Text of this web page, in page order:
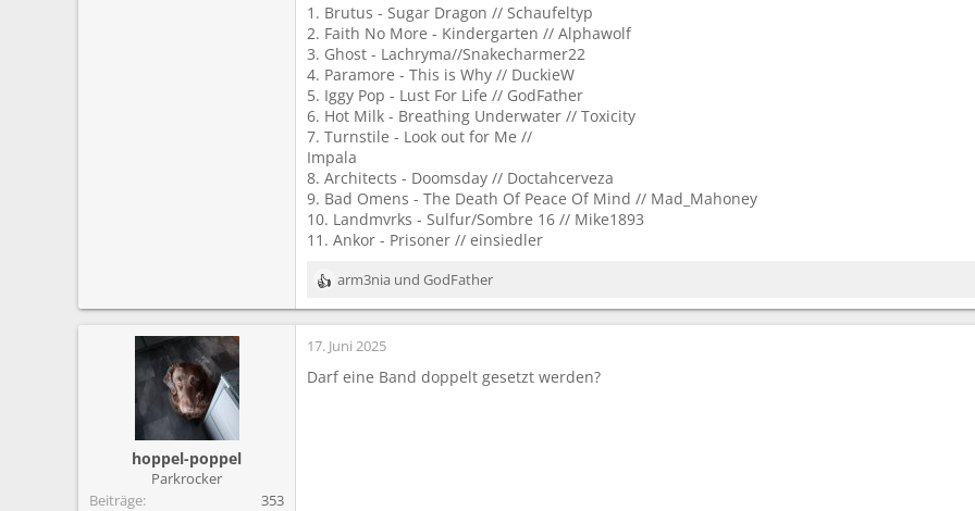
1. Brutus - Sugar Dragon // Schaufeltyp
2. Faith No More - Kindergarten // Alphawolf
3. Ghost - Lachryma//Snakecharmer22
4. Paramore - This is Why // DuckieW
5. Iggy Pop - Lust For Life // GodFather
6. Hot Milk - Breathing Underwater // Toxicity
7. Turnstile - Look out for Me //
Impala
8. Architects - Doomsday // Doctahcerveza
9. Bad Omens - The Death Of Peace Of Mind // Mad_Mahoney
10. Landmvrks - Sulfur/Sombre 16 // Mike1893
11. Ankor - Prisoner // einsiedler
R
e
a
k
i
arm3nia und GodFather
hoppel-poppel
Parkrocker
Beiträge
353
17. Juni 2025
Darf eine Band doppelt gesetzt werden?